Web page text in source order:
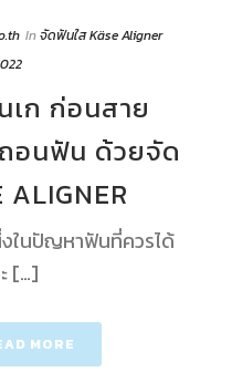
Inจัดฟันใส Käse Aligner
ก ก่อนสาย
อนฟัน ด้วยจัด
ALIGNER
ในปัญหาฟันที่ควรได้
[…]
MORE